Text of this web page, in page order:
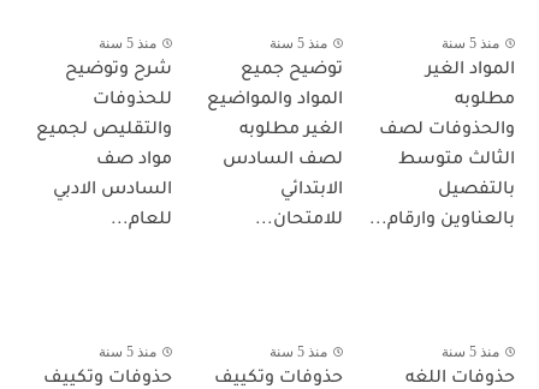
منذ 5 سنة
المواد الغير
مطلوبه
والحذوفات لصف
الثالث متوسط
بالتفصيل
بالعناوين وارقام...
منذ 5 سنة
توضيح جميع
المواد والمواضيع
الغير مطلوبه
لصف السادس
الابتدائي
للامتحان...
منذ 5 سنة
شرح وتوضيح
للحذوفات
والتقليص لجميع
مواد صف
السادس الادبي
للعام...
منذ 5 سنة
حذوفات اللغه
منذ 5 سنة
حذوفات وتكييف
منذ 5 سنة
حذوفات وتكييف